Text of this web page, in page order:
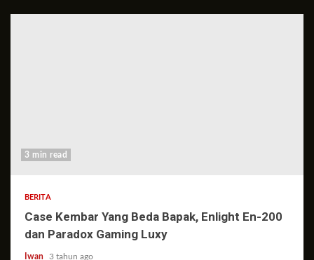
3 min read
BERITA
Case Kembar Yang Beda Bapak, Enlight En-200
dan Paradox Gaming Luxy
Iwan 3 tahun ago